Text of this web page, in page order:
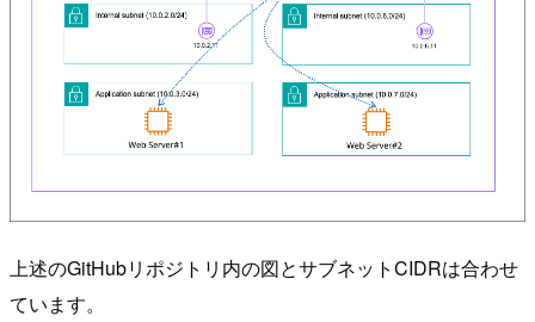
上述のGitHubリポジトリ内の図とサブネットCIDRは合わせ
ています。